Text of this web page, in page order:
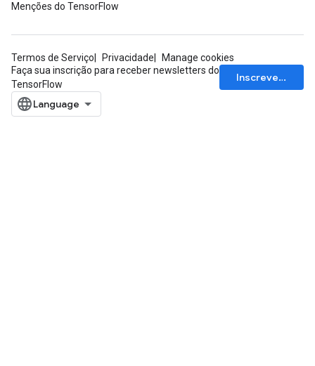
Menções do TensorFlow
Termos de Serviço Privacidade
Manage cookies
Faça sua inscrição para receber newsletters do
TensorFlow
Inscrever-se